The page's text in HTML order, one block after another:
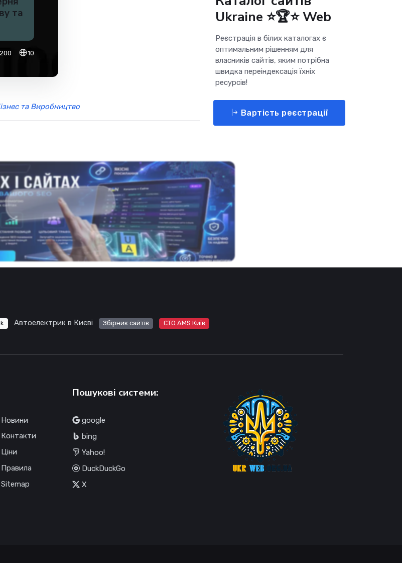
та
10
та Виробництво
Ukraine ⭐🏆⭐ Web
Реєстрація в білих каталогах є
оптимальним рішенням для
власників сайтів, яким потрібна
швидка переіндексація їхніх
ресурсів!
Вартість реєстрації
Автоелектрик в Києві Збірник сайтів СТО AMS Київ
Новини
Контакти
Ціни
Правила
Sitemap
Пошукові системи:
google
bing
Yahoo!
DuckDuckGo
X